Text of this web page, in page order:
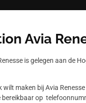
Avia
is gelegen aan de
wilt maken bij Avia
bereikbaar op